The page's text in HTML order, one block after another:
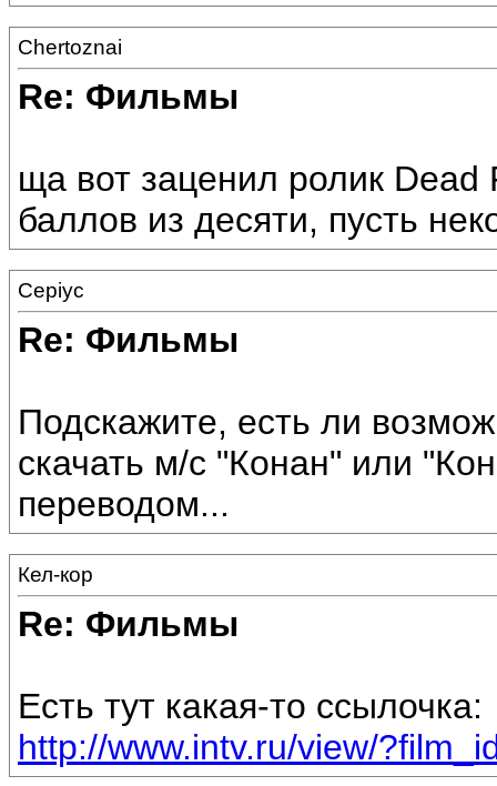
Chertoznai
Re: Фильмы
ща вот заценил ролик Dead
баллов из десяти, пусть
Cepiyc
Re: Фильмы
Подскажите, есть ли
скачать м/с "Конан" или
переводом...
Кел-кор
Re: Фильмы
Есть тут какая-то ссылочка:
http://www.intv.ru/view/